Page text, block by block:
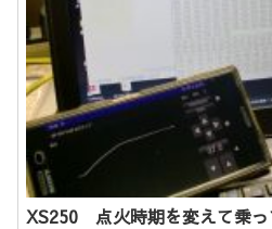
XS250 点火時期を変えて乗っ